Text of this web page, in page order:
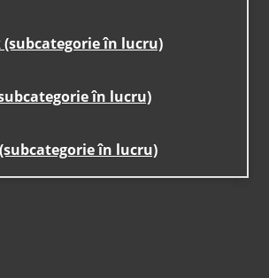
(subcategorie în lucru)
în lucru)
în lucru)